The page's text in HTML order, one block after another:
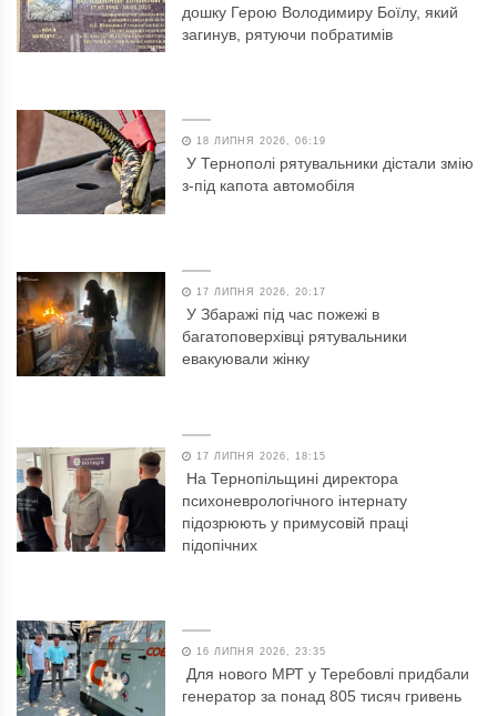
дошку Герою Володимиру Боїлу, який
загинув, рятуючи побратимів
18 ЛИПНЯ 2026, 06:19
У Тернополі рятувальники дістали змію
з-під капота автомобіля
17 ЛИПНЯ 2026, 20:17
У Збаражі під час пожежі в
багатоповерхівці рятувальники
евакуювали жінку
17 ЛИПНЯ 2026, 18:15
На Тернопільщині директора
психоневрологічного інтернату
підозрюють у примусовій праці
підопічних
16 ЛИПНЯ 2026, 23:35
Для нового МРТ у Теребовлі придбали
генератор за понад 805 тисяч гривень